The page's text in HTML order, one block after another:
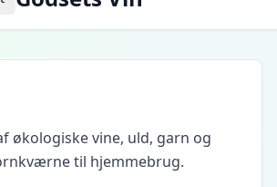
økologiske vine, uld, garn og
til hjemmebrug.